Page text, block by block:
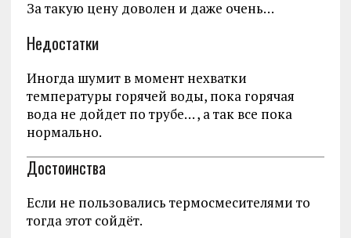
За такую цену доволен и даже очень…
Недостатки
Иногда шумит в момент нехватки
температуры горячей воды, пока горячая
вода не дойдет по трубе… , а так все пока
нормально.
Достоинства
Если не пользовались термосмесителями то
тогда этот сойдёт.